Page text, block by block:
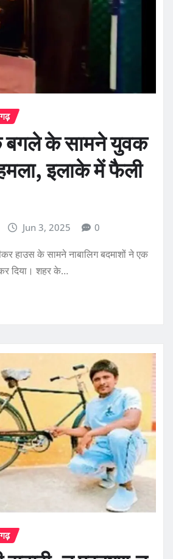
बगले के सामने युवक
इलाके में फैली
Jun 3, 2025 0
हाउस के सामने नाबालिग बदमाशों ने एक
दिया। शहर के…